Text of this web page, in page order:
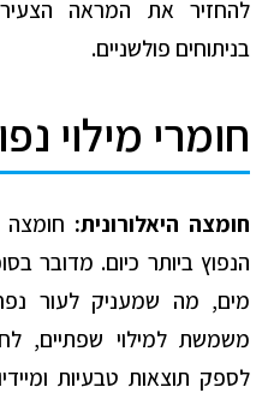
להחזיר את המראה
בניתוחים פולשניים.
חומרי מילוי
חומצה היאלורונית: חומצה
הנפוץ ביותר כיום. מדובר
מים, מה שמעניק לעור נפח
משמשת למילוי שפתיים,
לספק תוצאות טבעיות